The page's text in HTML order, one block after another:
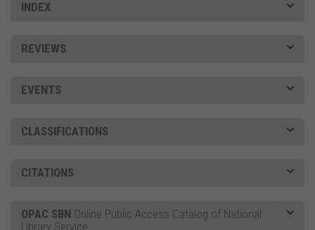
INDEX
REVIEWS
EVENTS
CLASSIFICATIONS
CITATIONS
OPAC SBN Online Public Access Catalog of National
Library Service